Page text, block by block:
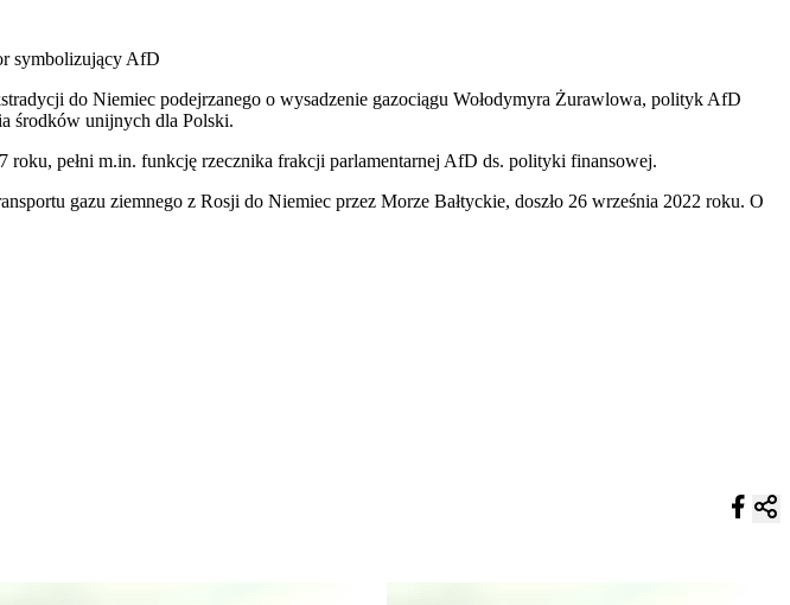
symbolizujący AfD
do Niemiec podejrzanego o wysadzenie gazociągu Wołodymyra Żurawlowa, polityk AfD
środków unijnych dla Polski.
pełni m.in. funkcję rzecznika frakcji parlamentarnej AfD ds. polityki finansowej.
gazu ziemnego z Rosji do Niemiec przez Morze Bałtyckie, doszło 26 września 2022 roku. O